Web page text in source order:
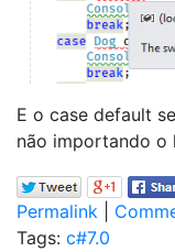
E o case default
não importando o
Permalink
Tags: c#7.0